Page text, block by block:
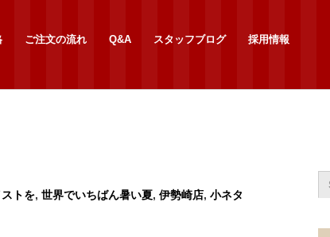
ご注文の流れ Q&A スタッフブログ 採用情報
トを, 世界でいちばん暑い夏, 伊勢崎店, 小ネタ